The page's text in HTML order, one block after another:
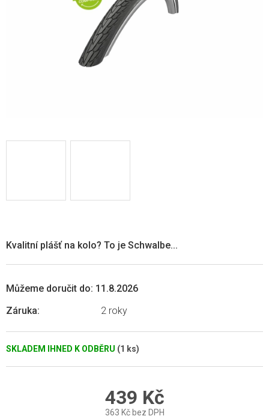
SKLADEM IHNED K ODBĚRU (1 ks)
Můžeme doručit do: 11.8.2026
Záruka: 2 roky
Kvalitní plášť na kolo? To je Schwalbe...
439 Kč
363 Kč bez DPH